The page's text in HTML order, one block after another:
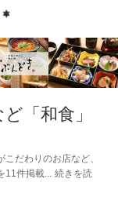
「和食」
だわりのお店など、
11件掲載
続きを読